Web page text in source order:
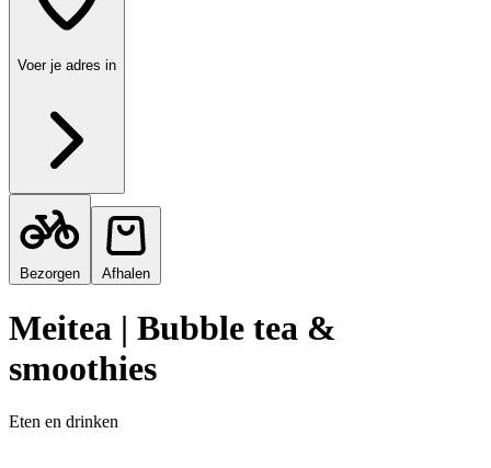
Voer je adres in
Bezorgen Afhalen
Meitea | Bubble tea &
smoothies
Eten en drinken